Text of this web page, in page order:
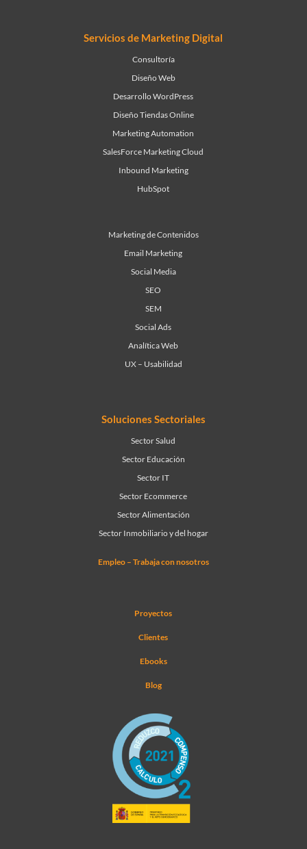
Servicios de Marketing Digital
Consultoría
Diseño Web
Desarrollo WordPress
Diseño Tiendas Online
Marketing Automation
SalesForce Marketing Cloud
Inbound Marketing
HubSpot
Marketing de Contenidos
Email Marketing
Social Media
SEO
SEM
Social Ads
Analítica Web
UX – Usabilidad
Soluciones Sectoriales
Sector Salud
Sector Educación
Sector IT
Sector Ecommerce
Sector Alimentación
Sector Inmobiliario y del hogar
Empleo – Trabaja con nosotros
Proyectos
Clientes
Ebooks
Blog